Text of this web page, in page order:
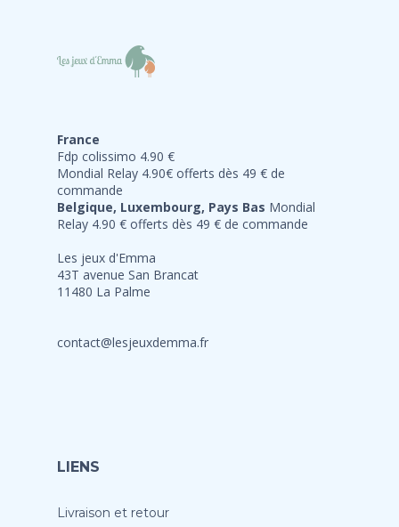
France
Fdp colissimo 4.90 €
Mondial Relay 4.90€ offerts dès 49 € de
commande
Belgique, Luxembourg, Pays Bas Mondial
Relay 4.90 € offerts dès 49 € de commande
Les jeux d'Emma
43T avenue San Brancat
11480 La Palme
contact@lesjeuxdemma.fr
LIENS
Livraison et retour